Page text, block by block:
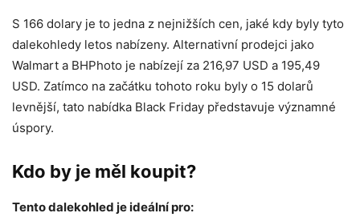
S 166 dolary je to jedna z nejnižších cen, jaké kdy byly tyto
dalekohledy letos nabízeny. Alternativní prodejci jako
Walmart a BHPhoto je nabízejí za 216,97 USD a 195,49
USD. Zatímco na začátku tohoto roku byly o 15 dolarů
levnější, tato nabídka Black Friday představuje významné
úspory.
Kdo by je měl koupit?
Tento dalekohled je ideální pro: